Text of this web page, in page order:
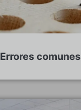
Errores comunes